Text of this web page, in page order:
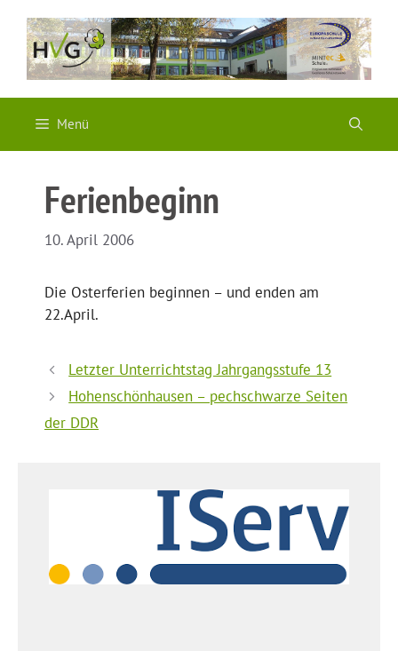
Inhalt
springen
Menü
Ferienbeginn
10. April 2006
Die Osterferien beginnen – und enden am
22.April.
Letzter Unterrichtstag Jahrgangsstufe 13
Hohenschönhausen – pechschwarze Seiten
der DDR